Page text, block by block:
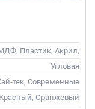
Пластик, Акрил,
/ УФ лак, Глянцевые
Угловая
тек, Современные
Красный, Оранжевый